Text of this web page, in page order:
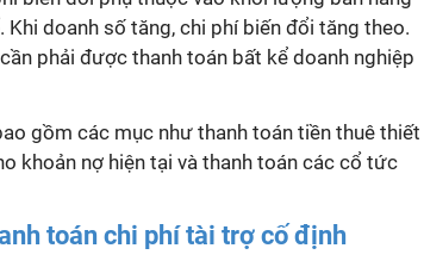
doanh số tăng, chi phí biến đổi tăng theo.
phải được thanh toán bất kể doanh nghiệp
gồm các mục như thanh toán tiền thuê thiết
khoản nợ hiện tại và thanh toán các cổ tức
toán chi phí tài trợ cố định